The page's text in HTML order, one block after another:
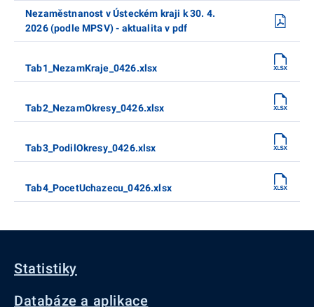
Nezaměstnanost v Ústeckém kraji k 30. 4.
2026 (podle MPSV) - aktualita v pdf
Tab1_NezamKraje_0426.xlsx
Tab2_NezamOkresy_0426.xlsx
Tab3_PodilOkresy_0426.xlsx
Tab4_PocetUchazecu_0426.xlsx
Statistiky
Databáze a aplikace